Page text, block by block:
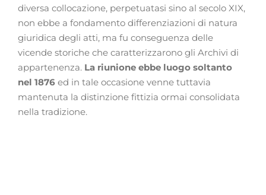
diversa collocazione, perpetuatasi sino al secolo XIX,
non ebbe a fondamento differenziazioni di natura
giuridica degli atti, ma fu conseguenza delle
vicende storiche che caratterizzarono gli Archivi di
appartenenza. La riunione ebbe luogo soltanto
nel 1876 ed in tale occasione venne tuttavia
mantenuta la distinzione fittizia ormai consolidata
nella tradizione.